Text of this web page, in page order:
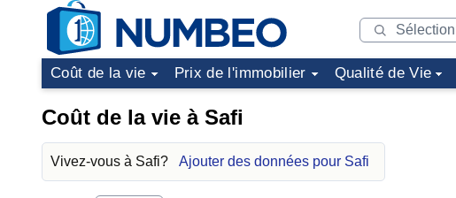
Coût de la vie Prix de l'immobilier Qualité de Vie
Coût de la vie à Safi
Vivez-vous à Safi? Ajouter des données pour Safi